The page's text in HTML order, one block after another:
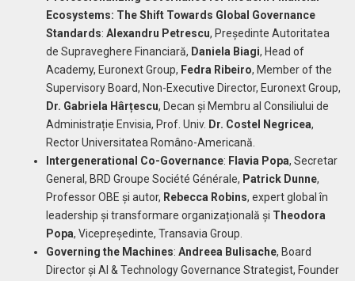
Ecosystems: The Shift Towards Global Governance
Standards: Alexandru Petrescu, Președinte Autoritatea
de Supraveghere Financiară, Daniela Biagi, Head of
Academy, Euronext Group, Fedra Ribeiro, Member of the
Supervisory Board, Non-Executive Director, Euronext Group,
Dr. Gabriela Hârțescu, Decan și Membru al Consiliului de
Administrație Envisia, Prof. Univ. Dr. Costel Negricea,
Rector Universitatea Româno-Americană.
Intergenerational Co-Governance: Flavia Popa, Secretar
General, BRD Groupe Société Générale, Patrick Dunne,
Professor OBE și autor, Rebecca Robins, expert global în
leadership și transformare organizațională și Theodora
Popa, Vicepreședinte, Transavia Group.
Governing the Machines: Andreea Bulisache, Board
Director și AI & Technology Governance Strategist, Founder